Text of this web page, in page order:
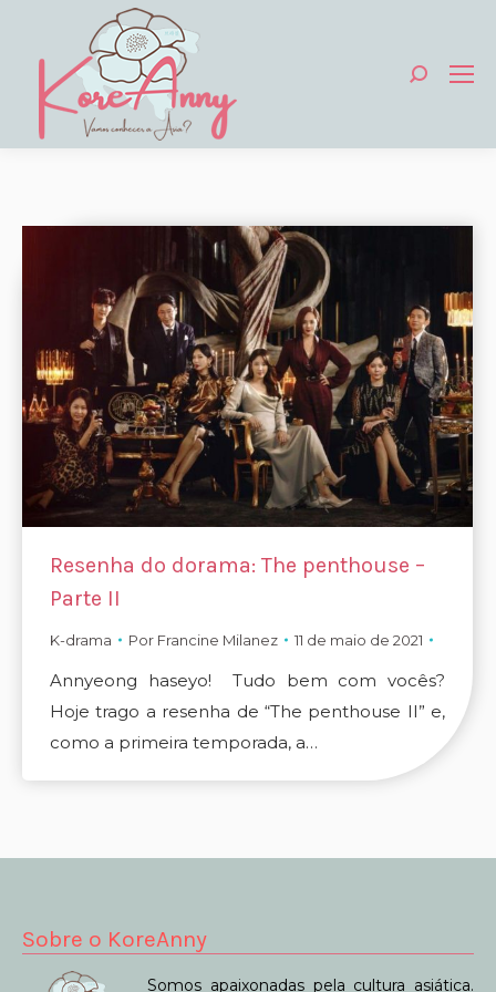
Search:
Resenha do dorama: The penthouse –
Parte II
K-drama Por Francine Milanez 11 de maio de 2021
Annyeong haseyo! Tudo bem com vocês?
Hoje trago a resenha de “The penthouse II” e,
como a primeira temporada, a…
Sobre o KoreAnny
Somos apaixonadas pela cultura asiática.